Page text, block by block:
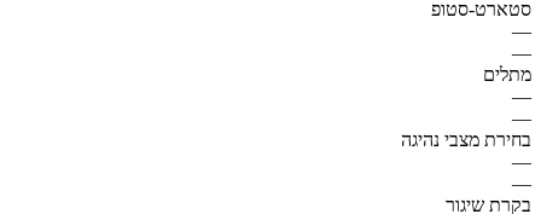
סטארט-סטופ
—
—
מתלים
—
—
בחירת מצבי נהיגה
—
—
בקרת שיגור